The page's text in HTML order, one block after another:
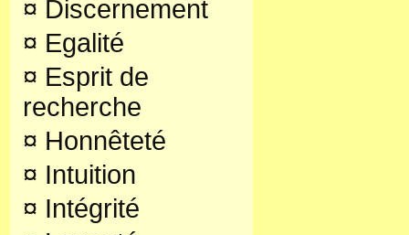
¤ Discernement
¤ Egalité
¤ Esprit de
recherche
¤ Honnêteté
¤ Intuition
¤ Intégrité